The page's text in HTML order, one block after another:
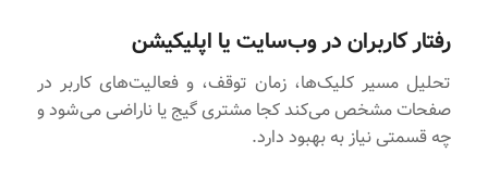
رفتار کاربران در وب‌سایت یا اپلیکیشن
تحلیل مسیر کلیک‌ها، زمان توقف، و فعالیت‌های کاربر در
صفحات مشخص می‌کند کجا مشتری گیج یا ناراضی می‌شود و
چه قسمتی نیاز به بهبود دارد.